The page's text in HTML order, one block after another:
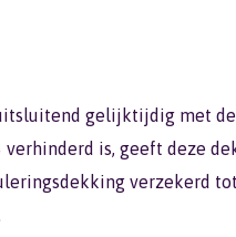
gelijktijdig met
is, geeft deze
verzekerd